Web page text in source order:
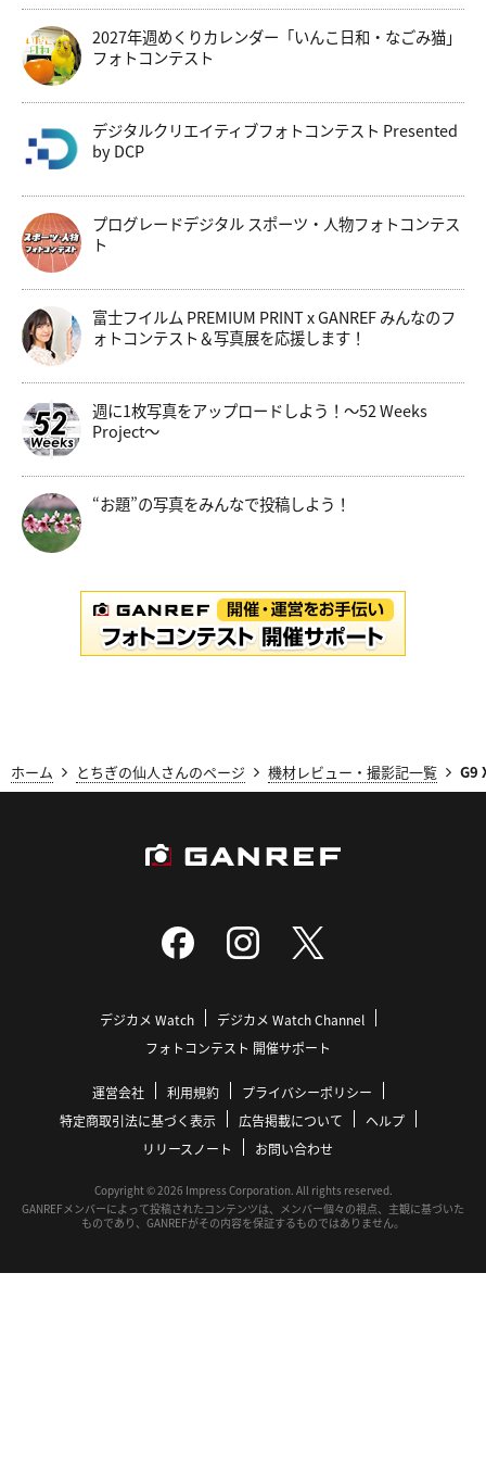
2027年週めくりカレンダー「いんこ日和・なごみ猫」
フォトコンテスト
デジタルクリエイティブフォトコンテスト Presented
by DCP
プログレードデジタル スポーツ・人物フォトコンテス
ト
富士フイルム PREMIUM PRINT x GANREF みんなのフ
ォトコンテスト＆写真展を応援します！
週に1枚写真をアップロードしよう！～52 Weeks
Project～
“お題”の写真をみんなで投稿しよう！
ホーム とちぎの仙人さんのページ 機材レビュー・撮影記一覧 G9
デジカメ Watch
デジカメ Watch Channel
フォトコンテスト 開催サポート
運営会社 利用規約
プライバシーポリシー
特定商取引法に基づく表示
広告掲載について
ヘルプ
リリースノート
お問い合わせ
Copyright © 2026 Impress Corporation. All rights reserved.
GANREFメンバーによって投稿されたコンテンツは、メンバー個々の視点、主観に基づいた
ものであり、GANREFがその内容を保証するものではありません。